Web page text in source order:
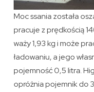
Moc ssania została
pracuje z prędkością
waży 1,93 kg i może
ładowaniu, a jego
pojemność 0,5 litra.
opróżnia pojemnik do